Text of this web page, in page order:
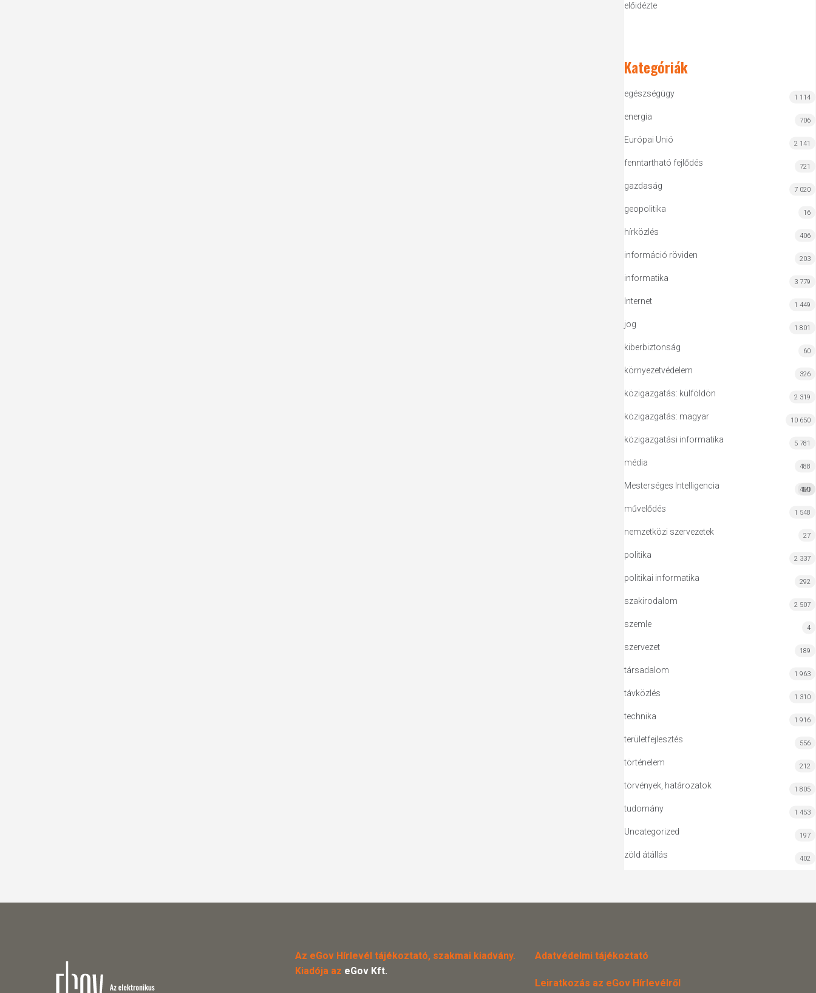
előidézte
Kategóriák
egészségügy 1 114
energia 706
Európai Unió 2 141
fenntartható fejlődés 721
gazdaság 7 020
geopolitika 16
hírközlés 406
információ röviden 203
informatika 3 779
Internet 1 449
jog 1 801
kiberbiztonság 60
környezetvédelem 326
közigazgatás: külföldön 2 319
közigazgatás: magyar 10 650
közigazgatási informatika 5 781
média 488
Mesterséges Intelligencia MI
420
művelődés 1 548
nemzetközi szervezetek 27
politika 2 337
politikai informatika 292
szakirodalom 2 507
szemle 4
szervezet 189
társadalom 1 963
távközlés 1 310
technika 1 916
területfejlesztés 556
történelem 212
törvények, határozatok 1 805
tudomány 1 453
Uncategorized 197
zöld átállás 402
Az eGov Hírlevél tájékoztató, szakmai kiadvány.
Kiadója az eGov Kft.
Adatvédelmi tájékoztató
Leiratkozás az eGov Hírlevélről